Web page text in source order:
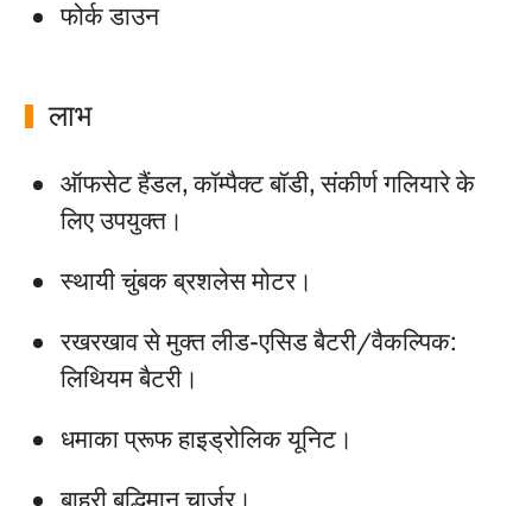
फोर्क डाउन
लाभ
ऑफसेट हैंडल, कॉम्पैक्ट बॉडी, संकीर्ण गलियारे के
लिए उपयुक्त।
स्थायी चुंबक ब्रशलेस मोटर।
रखरखाव से मुक्त लीड-एसिड बैटरी/वैकल्पिक:
लिथियम बैटरी।
धमाका प्रूफ हाइड्रोलिक यूनिट।
बाहरी बुद्धिमान चार्जर।